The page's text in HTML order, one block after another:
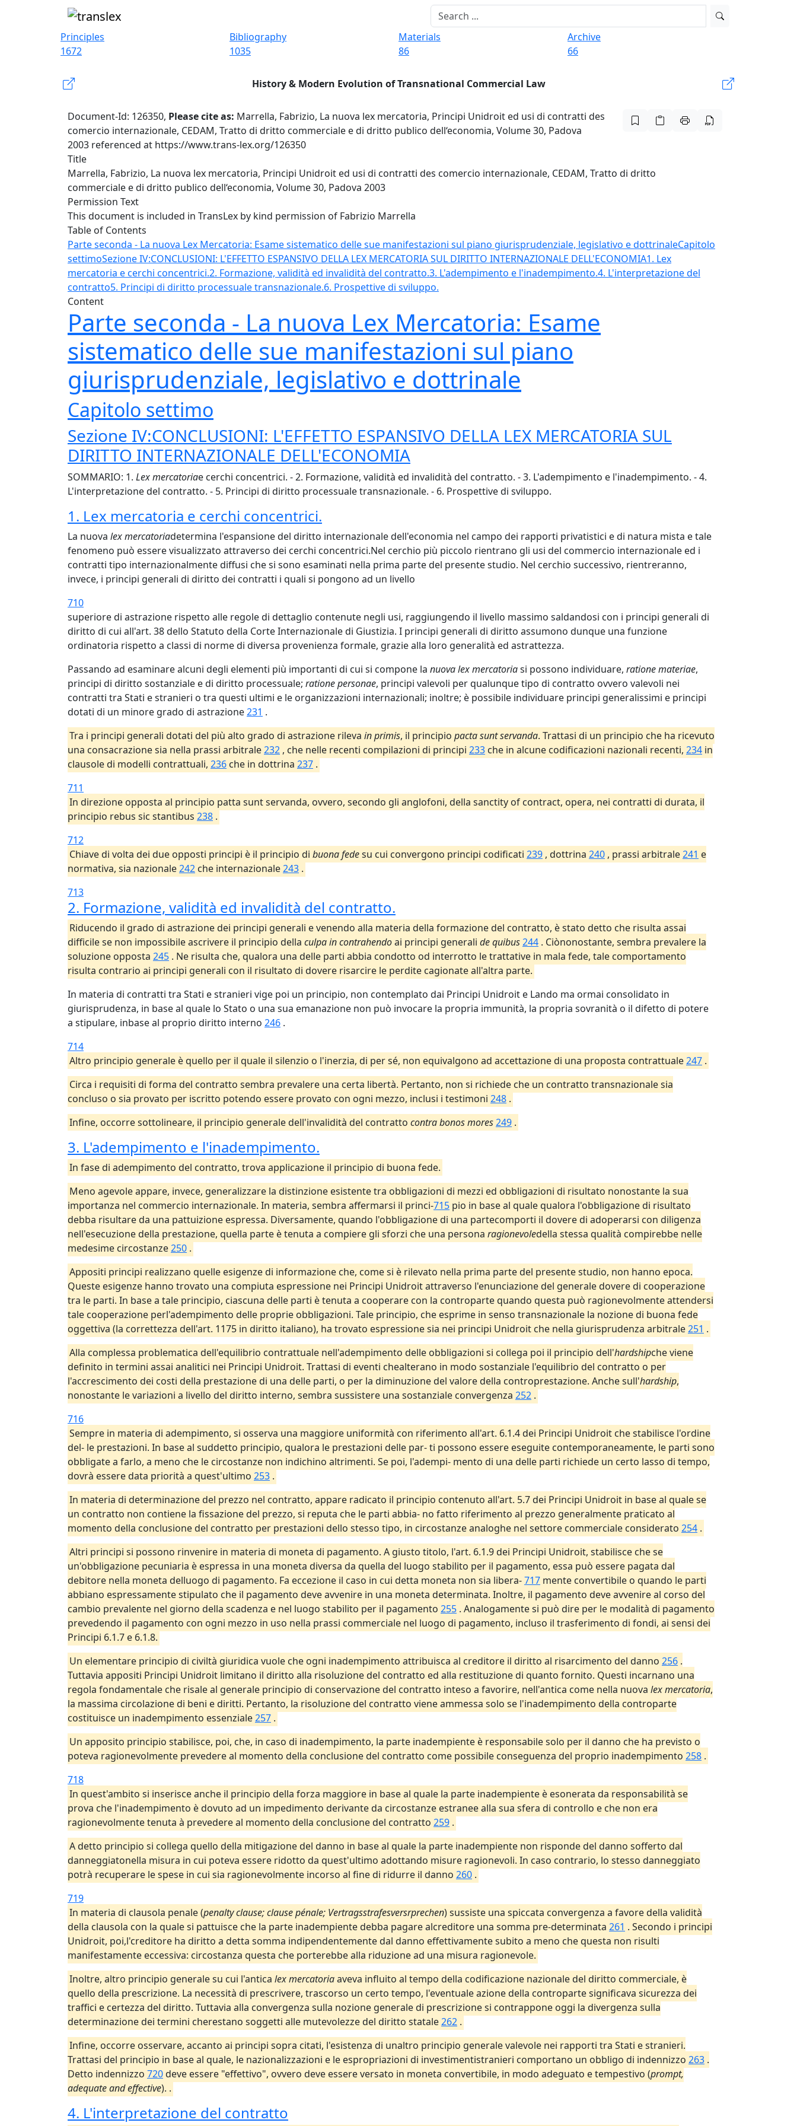
Principles
1672
Bibliography
1035
Materials
86
Archive
66
History & Modern Evolution of Transnational Commercial Law
Document-Id: 126350, Please cite as: Marrella, Fabrizio, La nuova lex mercatoria, Principi Unidroit ed usi di contratti des
comercio internazionale, CEDAM, Tratto di dritto commerciale e di dritto publico dell‘economia, Volume 30, Padova
2003 referenced at https://www.trans-lex.org/126350
Title
Marrella, Fabrizio, La nuova lex mercatoria, Principi Unidroit ed usi di contratti des comercio internazionale, CEDAM, Tratto di dritto
commerciale e di dritto publico dell‘economia, Volume 30, Padova 2003
Permission Text
This document is included in TransLex by kind permission of Fabrizio Marrella
Table of Contents
Parte seconda - La nuova Lex Mercatoria: Esame sistematico delle sue manifestazioni sul piano giurisprudenziale, legislativo e dottrinaleCapitolo
settimoSezione IV:CONCLUSIONI: L'EFFETTO ESPANSIVO DELLA LEX MERCATORIA SUL DIRITTO INTERNAZIONALE DELL'ECONOMIA1. Lex
mercatoria e cerchi concentrici.2. Formazione, validità ed invalidità del contratto.3. L'adempimento e l'inadempimento.4. L'interpretazione del
contratto5. Principi di diritto processuale transnazionale.6. Prospettive di sviluppo.
Content
Parte seconda - La nuova Lex Mercatoria: Esame
sistematico delle sue manifestazioni sul piano
giurisprudenziale, legislativo e dottrinale
Capitolo settimo
Sezione IV:CONCLUSIONI: L'EFFETTO ESPANSIVO DELLA LEX MERCATORIA SUL
DIRITTO INTERNAZIONALE DELL'ECONOMIA
SOMMARIO: 1. Lex mercatoriae cerchi concentrici. - 2. Formazione, validità ed invalidità del contratto. - 3. L'adempimento e l'inadempimento. - 4.
L'interpretazione del contratto. - 5. Principi di diritto processuale transnazionale. - 6. Prospettive di sviluppo.
1. Lex mercatoria e cerchi concentrici.
La nuova lex mercatoriadetermina l'espansione del diritto internazionale dell'economia nel campo dei rapporti privatistici e di natura mista e tale
fenomeno può essere visualizzato attraverso dei cerchi concentrici.Nel cerchio più piccolo rientrano gli usi del commercio internazionale ed i
contratti tipo internazionalmente diffusi che si sono esaminati nella prima parte del presente studio. Nel cerchio successivo, rientreranno,
invece, i principi generali di diritto dei contratti i quali si pongono ad un livello
710
superiore di astrazione rispetto alle regole di dettaglio contenute negli usi, raggiungendo il livello massimo saldandosi con i principi generali di
diritto di cui all'art. 38 dello Statuto della Corte Internazionale di Giustizia. I principi generali di diritto assumono dunque una funzione
ordinatoria rispetto a classi di norme di diversa provenienza formale, grazie alla loro generalità ed astrattezza.
Passando ad esaminare alcuni degli elementi più importanti di cui si compone la nuova lex mercatoriasi possono individuare, ratione materiae,
principi di diritto sostanziale e di diritto processuale; ratione personae, principi valevoli per qualunque tipo di contratto ovvero valevoli nei
contratti tra Stati e stranieri o tra questi ultimi e le organizzazioni internazionali; inoltre; è possibile individuare principi generalissimi e principi
dotati di un minore grado di astrazione231 .
Tra i principi generali dotati del più alto grado di astrazione rileva in primis, il principio pacta sunt servanda. Trattasi di un principio che ha ricevuto
una consacrazione sia nella prassi arbitrale232 , che nelle recenti compilazioni di principi 233 che in alcune codificazioni nazionali recenti, 234 in
clausole di modelli contrattuali, 236 che in dottrina 237 .
711
In direzione opposta al principio patta sunt servanda, ovvero, secondo gli anglofoni, della sanctity of contract, opera, nei contratti di durata, il
principio rebus sic stantibus 238 .
712
Chiave di volta dei due opposti principi è il principio di buona fedesu cui convergono principi codificati 239 , dottrina 240 , prassi arbitrale241 e
normativa, sia nazionale242 che internazionale243 .
713
2. Formazione, validità ed invalidità del contratto.
Riducendo il grado di astrazione dei principi generali e venendo alla materia della formazione del contratto, è stato detto che risulta assai
difficile se non impossibile ascrivere il principio della culpa in contrahendoai principi generali de quibus244 . Ciònonostante, sembra prevalere la
soluzione opposta 245 . Ne risulta che, qualora una delle parti abbia condotto od interrotto le trattative in mala fede, tale comportamento
risulta contrario ai principi generali con il risultato di dovere risarcire le perdite cagionate all'altra parte.
In materia di contratti tra Stati e stranieri vige poi un principio, non contemplato dai Principi Unidroit e Lando ma ormai consolidato in
giurisprudenza, in base al quale lo Stato o una sua emanazione non può invocare la propria immunità, la propria sovranità o il difetto di potere
a stipulare, inbase al proprio diritto interno 246 .
714
Altro principio generale è quello per il quale il silenzio o l'inerzia, di per sé, non equivalgono ad accettazione di una proposta contrattuale247 .
Circa i requisiti di forma del contratto sembra prevalere una certa libertà. Pertanto, non si richiede che un contratto transnazionale sia
concluso o sia provato per iscritto potendo essere provato con ogni mezzo, inclusi i testimoni 248 .
Infine, occorre sottolineare, il principio generale dell'invalidità del contratto contra bonos mores249 .
3. L'adempimento e l'inadempimento.
In fase di adempimento del contratto, trova applicazione il principio di buona fede.
Meno agevole appare, invece, generalizzare la distinzione esistente tra obbligazioni di mezzi ed obbligazioni di risultato nonostante la sua
importanza nel commercio internazionale. In materia, sembra affermarsi il princi-715 pio in base al quale qualora l'obbligazione di risultato
debba risultare da una pattuizione espressa. Diversamente, quando l'obbligazione di una partecomporti il dovere di adoperarsi con diligenza
nell'esecuzione della prestazione, quella parte è tenuta a compiere gli sforzi che una persona ragionevoledella stessa qualità compirebbe nelle
medesime circostanze250 .
Appositi principi realizzano quelle esigenze di informazione che, come si è rilevato nella prima parte del presente studio, non hanno epoca.
Queste esigenze hanno trovato una compiuta espressione nei Principi Unidroit attraverso l'enunciazione del generale dovere di cooperazione
tra le parti. In base a tale principio, ciascuna delle parti è tenuta a cooperare con la controparte quando questa può ragionevolmente attendersi
tale cooperazione perl'adempimento delle proprie obbligazioni. Tale principio, che esprime in senso transnazionale la nozione di buona fede
oggettiva (la correttezza dell'art. 1175 in diritto italiano), ha trovato espressione sia nei principi Unidroit che nella giurisprudenza arbitrale251 .
Alla complessa problematica dell'equilibrio contrattuale nell'adempimento delle obbligazioni si collega poi il principio dell'hardshipche viene
definito in termini assai analitici nei Principi Unidroit. Trattasi di eventi chealterano in modo sostanziale l'equilibrio del contratto o per
l'accrescimento dei costi della prestazione di una delle parti, o per la diminuzione del valore della controprestazione. Anche sull'hardship,
nonostante le variazioni a livello del diritto interno, sembra sussistere una sostanziale convergenza 252 .
716
Sempre in materia di adempimento, si osserva una maggiore uniformità con riferimento all'art. 6.1.4 dei Principi Unidroit che stabilisce l'ordine
del- le prestazioni. In base al suddetto principio, qualora le prestazioni delle par- ti possono essere eseguite contemporaneamente, le parti sono
obbligate a farlo, a meno che le circostanze non indichino altrimenti. Se poi, l'adempi- mento di una delle parti richiede un certo lasso di tempo,
dovrà essere data priorità a quest'ultimo 253 .
In materia di determinazione del prezzo nel contratto, appare radicato il principio contenuto all'art. 5.7 dei Principi Unidroit in base al quale se
un contratto non contiene la fissazione del prezzo, si reputa che le parti abbia- no fatto riferimento al prezzo generalmente praticato al
momento della conclusione del contratto per prestazioni dello stesso tipo, in circostanze analoghe nel settore commerciale considerato 254 .
Altri principi si possono rinvenire in materia di moneta di pagamento. A giusto titolo, l'art. 6.1.9 dei Principi Unidroit, stabilisce che se
un'obbligazione pecuniaria è espressa in una moneta diversa da quella del luogo stabilito per il pagamento, essa può essere pagata dal
debitore nella moneta delluogo di pagamento. Fa eccezione il caso in cui detta moneta non sia libera-717 mente convertibile o quando le parti
abbiano espressamente stipulato che il pagamento deve avvenire in una moneta determinata. Inoltre, il pagamento deve avvenire al corso del
cambio prevalente nel giorno della scadenza e nel luogo stabilito per il pagamento 255 . Analogamente si può dire per le modalità di pagamento
prevedendo il pagamento con ogni mezzo in uso nella prassi commerciale nel luogo di pagamento, incluso il trasferimento di fondi, ai sensi dei
Principi 6.1.7 e 6.1.8.
Un elementare principio di civiltà giuridica vuole che ogni inadempimento attribuisca al creditore il diritto al risarcimento del danno 256 .
Tuttavia appositi Principi Unidroit limitano il diritto alla risoluzione del contratto ed alla restituzione di quanto fornito. Questi incarnano una
regola fondamentale che risale al generale principio di conservazione del contratto inteso a favorire, nell'antica come nella nuova lex mercatoria,
la massima circolazione di beni e diritti. Pertanto, la risoluzione del contratto viene ammessa solo se l'inadempimento della controparte
costituisce un inadempimento essenziale257 .
Un apposito principio stabilisce, poi, che, in caso di inadempimento, la parte inadempiente è responsabile solo per il danno che ha previsto o
poteva ragionevolmente prevedere al momento della conclusione del contratto come possibile conseguenza del proprio inadempimento 258 .
718
In quest'ambito si inserisce anche il principio della forza maggiore in base al quale la parte inadempiente è esonerata da responsabilità se
prova che l'inadempimento è dovuto ad un impedimento derivante da circostanze estranee alla sua sfera di controllo e che non era
ragionevolmente tenuta à prevedere al momento della conclusione del contratto 259 .
A detto principio si collega quello della mitigazione del danno in base al quale la parte inadempiente non risponde del danno sofferto dal
danneggiatonella misura in cui poteva essere ridotto da quest'ultimo adottando misure ragionevoli. In caso contrario, lo stesso danneggiato
potrà recuperare le spese in cui sia ragionevolmente incorso al fine di ridurre il danno 260 .
719
In materia di clausola penale (penalty clause; clause pénale; Vertragsstrafesversrprechen) sussiste una spiccata convergenza a favore della validità
della clausola con la quale si pattuisce che la parte inadempiente debba pagare alcreditore una somma pre-determinata 261 . Secondo i principi
Unidroit, poi,l'creditore ha diritto a detta somma indipendentemente dal danno effettivamente subito a meno che questa non risulti
manifestamente eccessiva: circostanza questa che porterebbe alla riduzione ad una misura ragionevole.
Inoltre, altro principio generale su cui l'antica lex mercatoriaaveva influito al tempo della codificazione nazionale del diritto commerciale, è
quello della prescrizione. La necessità di prescrivere, trascorso un certo tempo, l'eventuale azione della controparte significava sicurezza dei
traffici e certezza del diritto. Tuttavia alla convergenza sulla nozione generale di prescrizione si contrappone oggi la divergenza sulla
determinazione dei termini cherestano soggetti alle mutevolezze del diritto statale262 .
Infine, occorre osservare, accanto ai principi sopra citati, l'esistenza di unaltro principio generale valevole nei rapporti tra Stati e stranieri.
Trattasi del principio in base al quale, le nazionalizzazioni e le espropriazioni di investimentistranieri comportano un obbligo di indennizzo 263 .
Detto indennizzo 720deve essere "effettivo", ovvero deve essere versato in moneta convertibile, in modo adeguato e tempestivo (prompt,
adequate and effective). .
4. L'interpretazione del contratto